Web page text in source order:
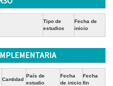
Tipo de
estudios
Fecha de
inicio
Cantidad
País de
estudio
Fecha
de inicio
Fecha
fin